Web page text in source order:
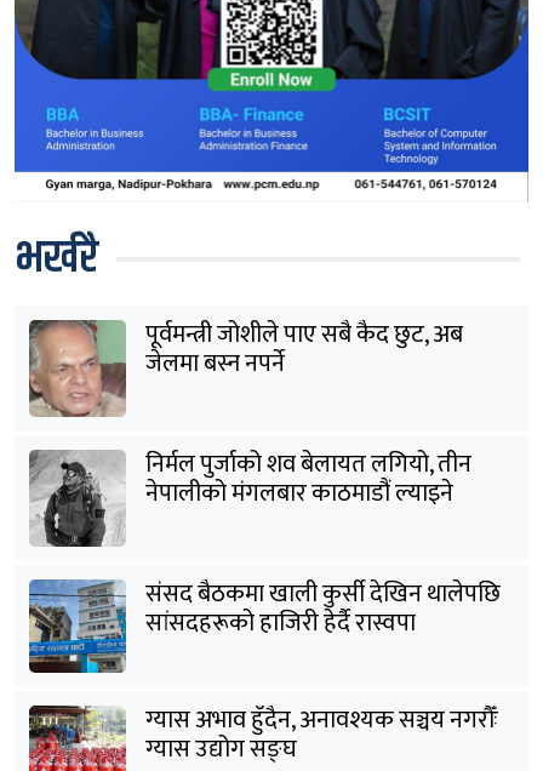
भर्खरै
पूर्वमन्त्री जोशीले पाए सबै कैद छुट, अब
जेलमा बस्न नपर्ने
निर्मल पुर्जाको शव बेलायत लगियो, तीन
नेपालीको मंगलबार काठमाडौं ल्याइने
संसद बैठकमा खाली कुर्सी देखिन थालेपछि
सांसदहरूको हाजिरी हेर्दै रास्वपा
ग्यास अभाव हुँदैन, अनावश्यक सञ्चय नगरौँः
ग्यास उद्योग सङ्घ